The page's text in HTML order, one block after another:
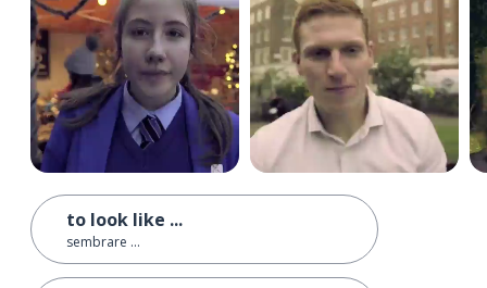
to look like ...
sembrare ...